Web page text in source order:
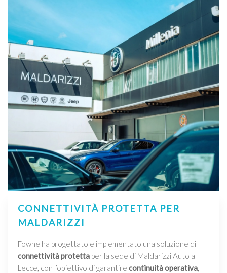
CONNETTIVITÀ PROTETTA PER
MALDARIZZI
Fowhe ha progettato e implementato una soluzione di
connettività protetta per la sede di Maldarizzi Auto a
Lecce, con l’obiettivo di garantire continuità operativa,